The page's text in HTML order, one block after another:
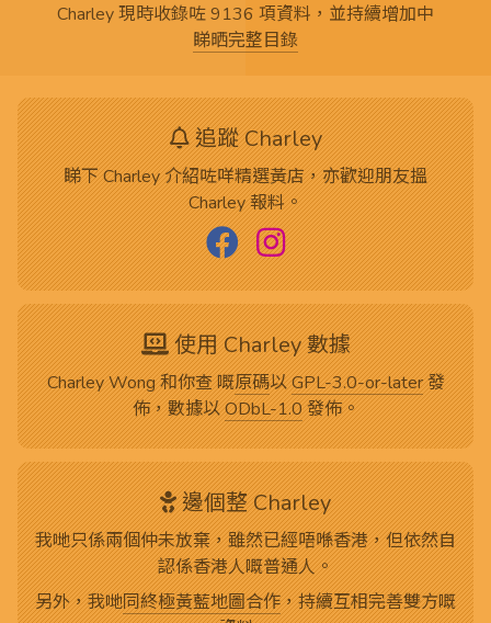
Charley 現時收錄咗 9136 項資料，並持續增加中
睇晒完整目錄
追蹤 Charley
睇下 Charley 介紹咗咩精選黃店，亦歡迎朋友搵
Charley 報料。
使用 Charley 數據
Charley Wong 和你查 嘅原碼以GPL-3.0-or-later發
佈，數據以ODbL-1.0發佈。
邊個整 Charley
我哋只係兩個仲未放棄，雖然已經唔喺香港，但依然自
認係香港人嘅普通人。
另外，我哋同終極黃藍地圖合作，持續互相完善雙方嘅